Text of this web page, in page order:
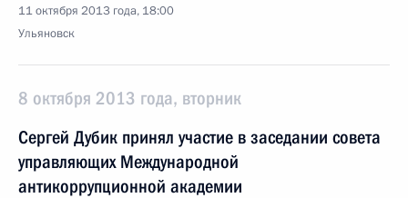
11 октября 2013 года, 18:00
Ульяновск
8 октября 2013 года, вторник
Сергей Дубик принял участие в заседании совета
управляющих Международной
антикоррупционной академии